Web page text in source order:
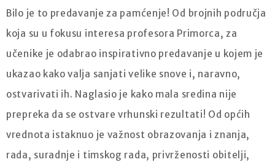
Bilo je to predavanje za pamćenje! Od brojnih područja
koja su u fokusu interesa profesora Primorca, za
učenike je odabrao inspirativno predavanje u kojem je
ukazao kako valja sanjati velike snove i, naravno,
ostvarivati ih. Naglasio je kako mala sredina nije
prepreka da se ostvare vrhunski rezultati! Od općih
vrednota istaknuo je važnost obrazovanja i znanja,
rada, suradnje i timskog rada, privrženosti obitelji,